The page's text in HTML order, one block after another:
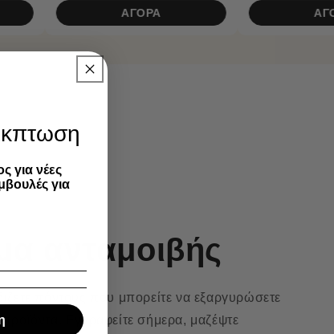
ανταμοιβής
πόντους που μπορείτε να εξαργυρώσετε
Εγγραφείτε σήμερα, μαζέψτε
για νέες
για